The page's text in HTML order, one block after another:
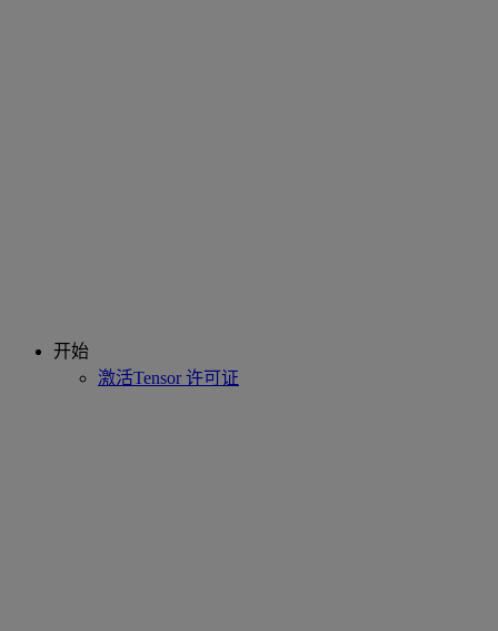
开始
激活Tensor 许可证